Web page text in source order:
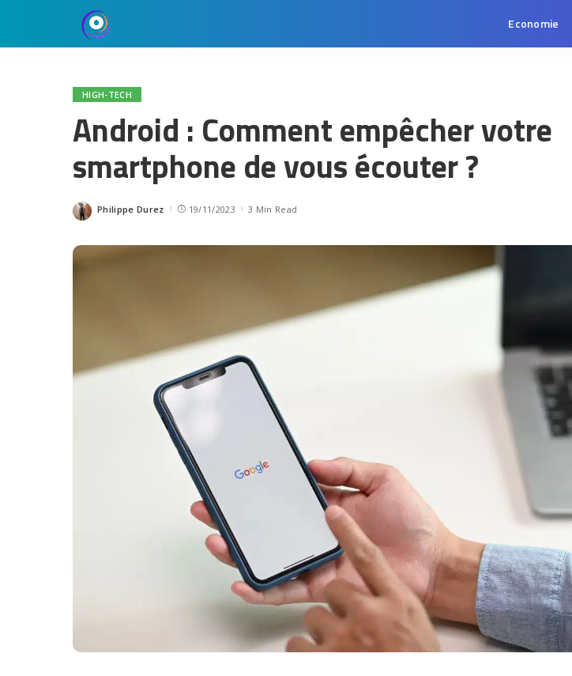
Economie
HIGH-TECH
Android : Comment empêcher votre
smartphone de vous écouter ?
Posted
Philippe Durez 19/11/2023 3 Min Read